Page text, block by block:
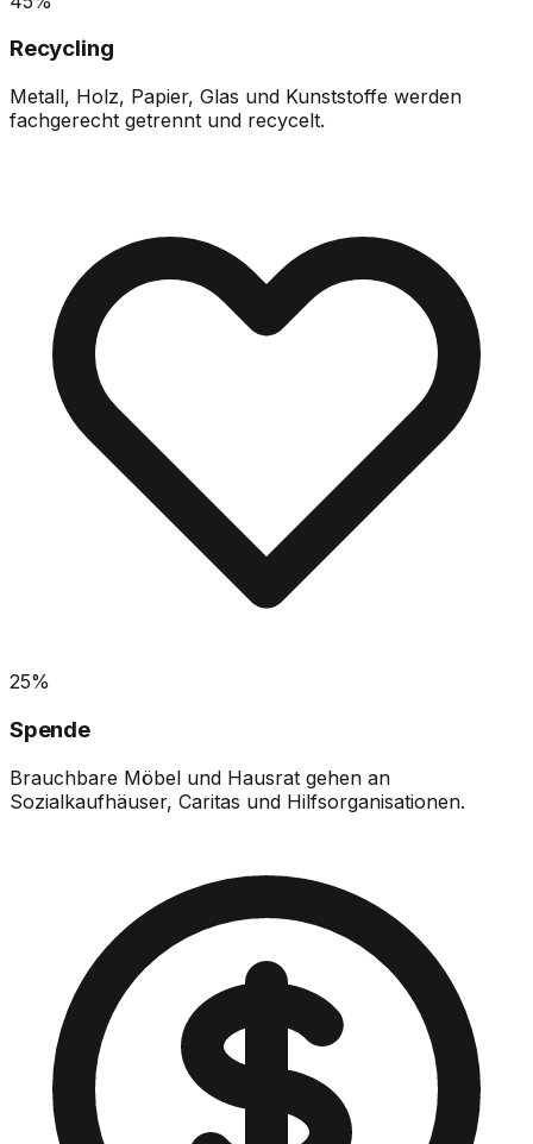
Recycling
Metall, Holz, Papier, Glas und Kunststoffe werden
fachgerecht getrennt und recycelt.
25%
Spende
Brauchbare Möbel und Hausrat gehen an
Sozialkaufhäuser, Caritas und Hilfsorganisationen.